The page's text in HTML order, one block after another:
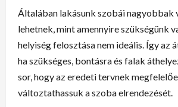
Általában lakásunk szobái nagyobbak
lehetnek, mint amennyire szükségünk
helyiség felosztása nem ideális. Így az
ha szükséges, bontásra és falak
sor, hogy az eredeti tervnek
változtathassuk a szoba elrendezését.